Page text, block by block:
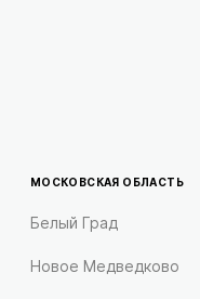
МОСКОВСКАЯ ОБЛАСТЬ
Белый Град
Новое Медведково